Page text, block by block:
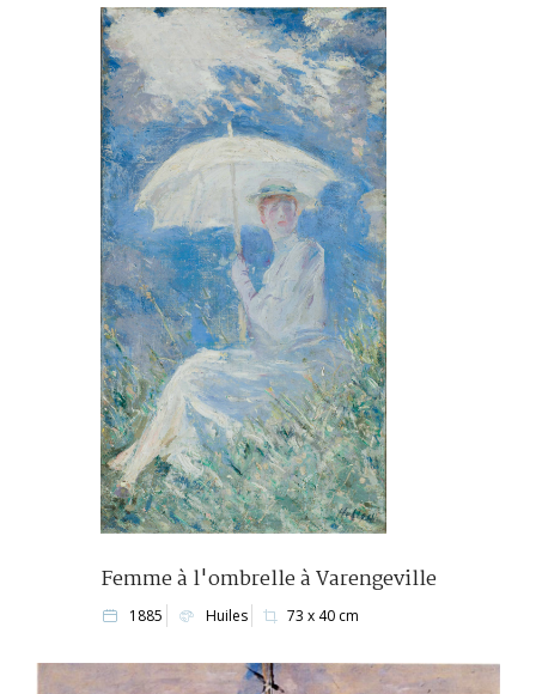
Femme à l'ombrelle à Varengeville
1885 Huiles 73 x 40 cm